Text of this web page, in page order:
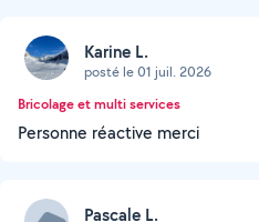
Karine L.
posté le 01 juil. 2026
Bricolage et multi services
Personne réactive merci
Pascale L.